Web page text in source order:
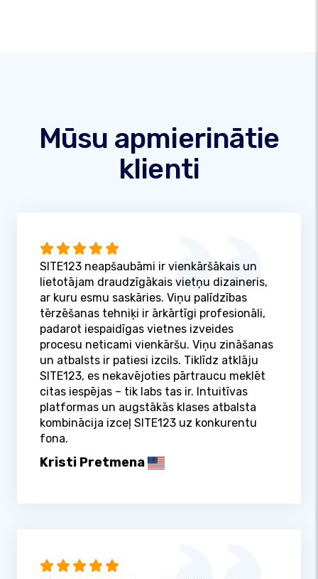
Mūsu apmierinātie
klienti
SITE123 neapšaubāmi ir vienkāršākais un
lietotājam draudzīgākais vietņu dizaineris,
ar kuru esmu saskāries. Viņu palīdzības
tērzēšanas tehniķi ir ārkārtīgi profesionāli,
padarot iespaidīgas vietnes izveides
procesu neticami vienkāršu. Viņu zināšanas
un atbalsts ir patiesi izcils. Tiklīdz atklāju
SITE123, es nekavējoties pārtraucu meklēt
citas iespējas – tik labs tas ir. Intuitīvas
platformas un augstākās klases atbalsta
kombinācija izceļ SITE123 uz konkurentu
fona.
Kristi Pretmena